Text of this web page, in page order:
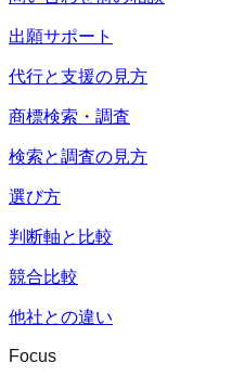
出願サポート
代行と支援の見方
商標検索・調査
検索と調査の見方
選び方
判断軸と比較
競合比較
他社との違い
Focus